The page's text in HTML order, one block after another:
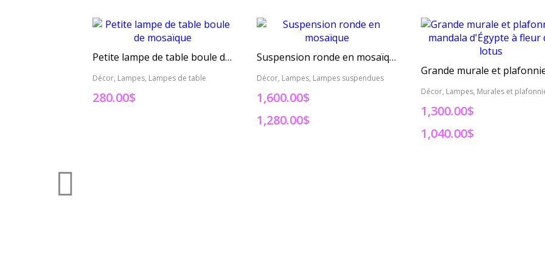
Petite lampe de table boule de mosaïque
Décor, Lampes, Lampes de table
280.00$
Suspension ronde en mosaïque
Décor, Lampes, Lampes suspendues
1,600.00$
1,280.00$
Décor, Lampes, Murales et
1,300.00$
1,040.00$